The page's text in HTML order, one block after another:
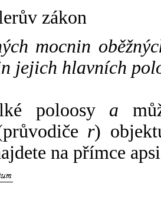
zákon
mocnin
jejich hlavních
poloosy a
r)
na přímce